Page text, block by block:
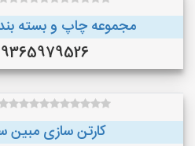
مجموعه چاپ و بسته
09365979526
کارتن سازی مبین